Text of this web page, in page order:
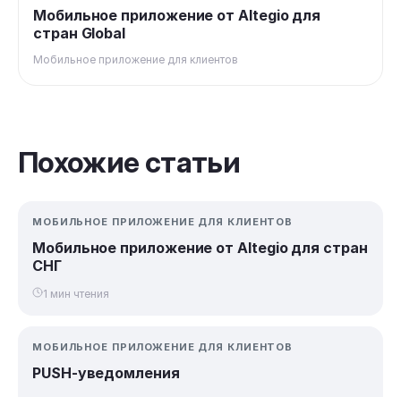
Мобильное приложение от Altegio для
стран Global
Мобильное приложение для клиентов
Похожие статьи
МОБИЛЬНОЕ ПРИЛОЖЕНИЕ ДЛЯ КЛИЕНТОВ
Мобильное приложение от Altegio для стран
СНГ
1 мин чтения
МОБИЛЬНОЕ ПРИЛОЖЕНИЕ ДЛЯ КЛИЕНТОВ
PUSH-уведомления